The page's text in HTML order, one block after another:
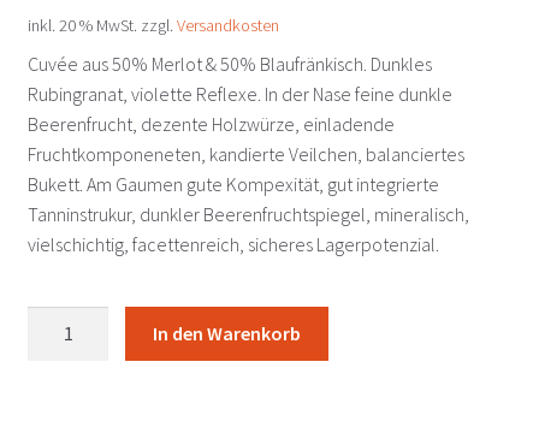
war:
73,12 €
ist:
67,90 €.
inkl. 20 % MwSt. zzgl. Versandkosten
Cuvée aus 50% Merlot & 50% Blaufränkisch. Dunkles
Rubingranat, violette Reflexe. In der Nase feine dunkle
Beerenfrucht, dezente Holzwürze, einladende
Fruchtkomponeneten, kandierte Veilchen, balanciertes
Bukett. Am Gaumen gute Kompexität, gut integrierte
Tanninstrukur, dunkler Beerenfruchtspiegel, mineralisch,
vielschichtig, facettenreich, sicheres Lagerpotenzial.
In den Warenkorb